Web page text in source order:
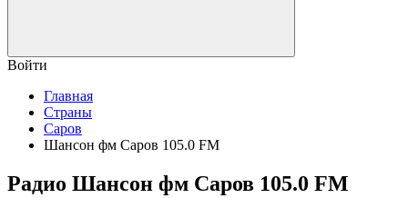
Войти
Главная
Страны
Саров
Шансон фм Саров 105.0 FM
Радио Шансон фм Саров 105.0 FM